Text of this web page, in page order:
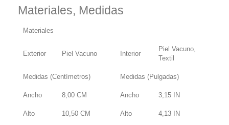
Materiales, Medidas
Materiales
Exterior Piel Vacuno Interior
Piel Vacuno,
Textil
Medidas (Centímetros) Medidas (Pulgadas)
Ancho 8,00 CM Ancho 3,15 IN
Alto 10,50 CM Alto 4,13 IN